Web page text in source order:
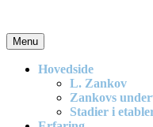
content
En effektiv og spennende
barneskolen
Menu
Hovedside
L. Zankov
Zankovs
Stadier i